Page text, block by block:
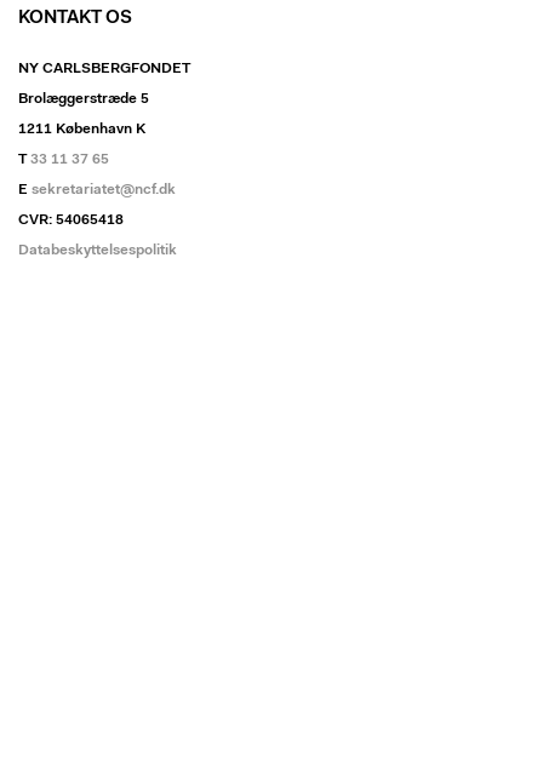
KONTAKT OS
NY CARLSBERGFONDET
Brolæggerstræde 5
1211 København K
T33 11 37 65
E sekretariatet@ncf.dk
CVR: 54065418
Databeskyttelsespolitik